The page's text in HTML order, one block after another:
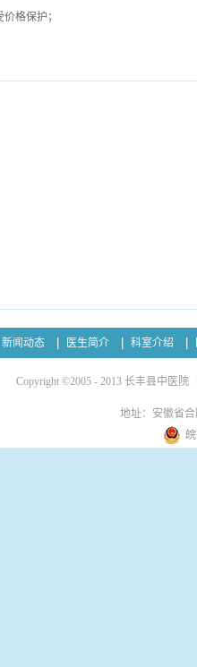
格保护；
新闻动态 医生简介 科室介绍
Copyright ©2005 - 2013 长丰县中医院
地址：安徽省